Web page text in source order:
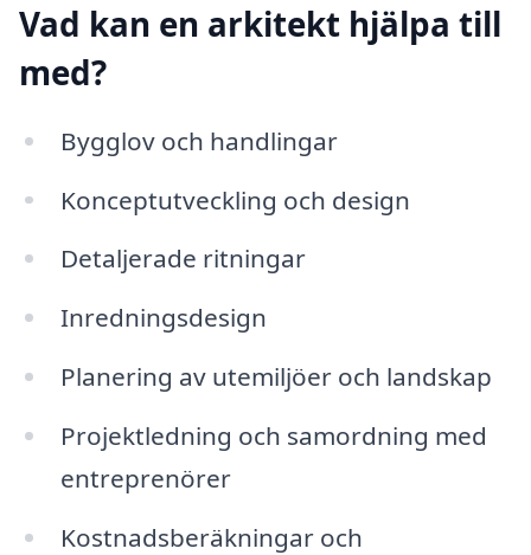
Vad kan en arkitekt hjälpa till
med?
Bygglov och handlingar
Konceptutveckling och design
Detaljerade ritningar
Inredningsdesign
Planering av utemiljöer och landskap
Projektledning och samordning med
entreprenörer
Kostnadsberäkningar och